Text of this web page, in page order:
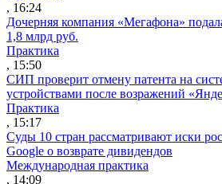
, 16:24
Дочерняя компания «Мегафона»
1,8 млрд руб.
Практика
, 15:50
СИП проверит отмену патента на
устройствами после возражений
Практика
, 15:17
Суды 10 стран рассматривают иски
Google о возврате дивидендов
Международная практика
, 14:09